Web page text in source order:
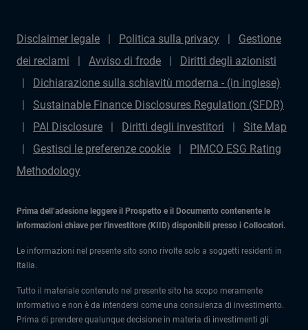
Disclaimer legale Politica sulla privacy
Gestione
dei reclami
Avviso di frode
Diritti degli azionisti
Dichiarazione sulla schiavitù moderna - (in inglese)
Sustainable Finance Disclosures Regulation (SFDR)
PAI Disclosure
Diritti degli investitori
Site Map
Gestisci le preferenze cookie
PIMCO ESG Rating
Methodology
Prima dell’adesione leggere il Prospetto e il Documento contenente le
informazioni chiave per l'investitore (KIID) disponibili presso i Collocatori.
Le informazioni nel presente sito sono rivolte solo a soggetti residenti in
Italia.
Tutto il materiale contenuto nel presente sito ha scopo meramente
informativo e non è da intendersi come una consulenza di investimento.
Prima di prendere qualunque decisione in materia di investimenti gli